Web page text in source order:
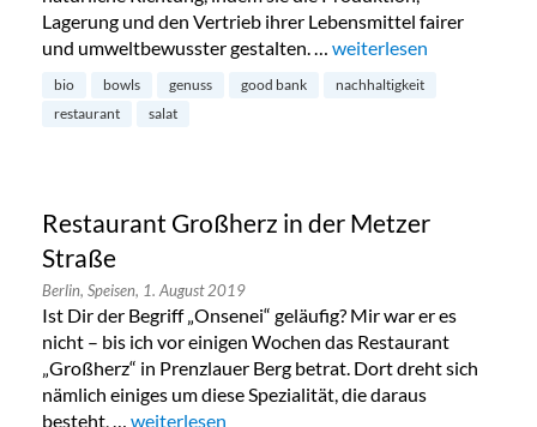
Lagerung und den Vertrieb ihrer Lebensmittel fairer
und umweltbewusster gestalten. … „Good Bank:
weiterlesen
bio bowls genuss good bank
nachhaltigkeit
restaurant
salat
Restaurant Großherz in der Metzer
Straße
Berlin, Speisen, 1. August 2019
Ist Dir der Begriff „Onsenei“ geläufig? Mir war er es
nicht – bis ich vor einigen Wochen das Restaurant
„Großherz“ in Prenzlauer Berg betrat. Dort dreht sich
nämlich einiges um diese Spezialität, die daraus
besteht, … „Restaurant Großherz in der Metzer Straße“
weiterlesen